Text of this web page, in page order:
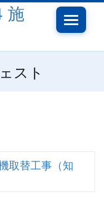
Toggle
navigation
スト
取替工事（知